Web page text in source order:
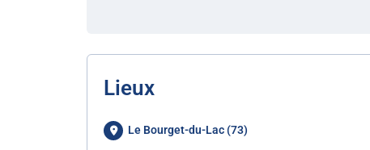
Lieux
Le Bourget-du-Lac (73)